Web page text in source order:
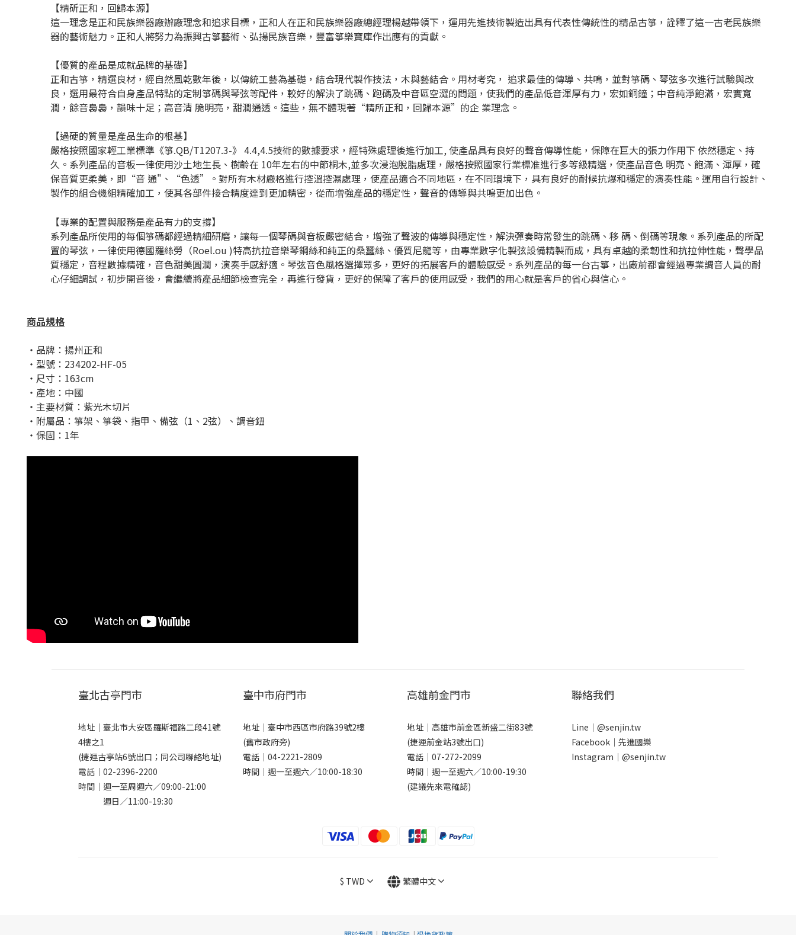
【精斫正和，回歸本源】
這一理念是正和民族樂器廠辦廠理念和追求目標，正和人在正和民族樂器廠總經理楊越帶領下，運用先進技術製造出具有代表性傳統性的精品古箏，詮釋了這一古老民族樂
器的藝術魅力。正和人將努力為振興古箏藝術、弘揚民族音樂，豐富箏樂寶庫作出應有的貢獻。
【優質的產品是成就品牌的基礎】
正和古箏，精選良材，經自然風乾數年後，以傳統工藝為基礎，結合現代製作技法，木與藝結合。用材考究， 追求最佳的傳導、共鳴，並對箏碼、琴弦多次進行試驗與改
良，選用最符合自身產品特點的定制箏碼與琴弦等配件，較好的解決了跳碼、跑碼及中音區空澀的問題，使我們的產品低音渾厚有力，宏如銅鐘；中音純淨飽滿，宏實寬
潤，餘音裊裊，韻味十足；高音清 脆明亮，甜潤通透。這些，無不體現著“精所正和，回歸本源”的企 業理念。
【過硬的質量是產品生命的根基】
嚴格按照國家輕工業標準《箏.QB/T1207.3-》 4.4,4.5技術的數據要求，經特殊處理後進行加工, 使產品具有良好的聲音傳導性能，保障在巨大的張力作用下 依然穩定、持
久。系列產品的音板一律使用沙土地生長、樹齡在 10年左右的中節桐木,並多次浸泡脫脂處理，嚴格按照國家行業標准進行多等級精選，使產品音色 明亮、飽滿、渾厚，確
保音質更柔美，即“音 通"、“色透”。對所有木材嚴格進行控溫控濕處理，使產品適合不同地區，在不同環境下，具有良好的耐候抗爆和穩定的演奏性能。運用自行設計、
製作的組合機組精確加工，使其各部件接合精度達到更加精密，從而増強產品的穩定性，聲音的傳導與共鳴更加出色。
【專業的配置與服務是產品有力的支撐】
系列產品所使用的每個箏碼都經過精細研磨，讓每一個琴碼與音板嚴密結合，增強了聲波的傳導與穩定性，解決彈奏時常發生的跳碼、移 碼、倒碼等現象。系列產品的所配
置的琴弦，一律使用德國羅絲勞（Roel.ou )特高抗拉音樂琴鋼絲和純正的桑蠶絲、優質尼龍等，由專業數字化製弦設備精製而成，具有卓越的柔韌性和抗拉伸性能，聲學品
質穩定，音程數據精確，音色甜美圓潤，演奏手感舒適。琴弦音色風格選擇眾多，更好的拓展客戶的體驗感受。系列產品的每一台古箏，出廠前都會經過專業調音人員的耐
心仔細調試，初步開音後，會繼續將產品細節檢查完全，再進行發貨，更好的保障了客戶的使用感受，我們的用心就是客戶的省心與信心。
商品規格
・品牌：揚州正和
・型號：234202-HF-05
・尺寸：163cm
・產地：中國
・主要材質：紫光木切片
・附屬品： 箏架、箏袋、指甲、備弦（1、2弦）、調音鈕
・保固：1年
臺北古亭門市
地址｜ 臺北市大安區羅斯福路二段41號
4樓之1
(捷運古亭站6號出口；同公司聯絡地址)
電話｜ 02-2396-2200
時間｜週一至周週六／09:00-21:00
週日／11:00-19:30
臺中市府門市
地址｜ 臺中市西區市府路39號2樓
(舊市政府旁)
電話｜ 04-2221-2809
時間｜週一至週六／10:00-18:30
高雄前金門市
地址｜ 高雄市前金區新盛二街83號
(捷運前金站3號出口)
電話｜ 07-272-2099
時間｜週一至週六／10:00-19:30
(建議先來電確認)
聯絡我們
Line｜ @senjin.tw
Facebook｜ 先進國樂
Instagram｜ @senjin.tw
$ TWD 繁體中文